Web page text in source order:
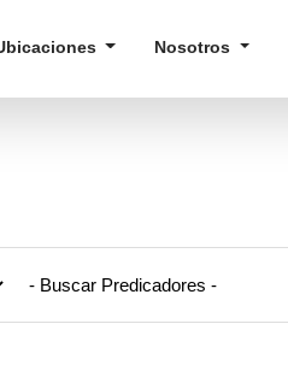
Nosotros